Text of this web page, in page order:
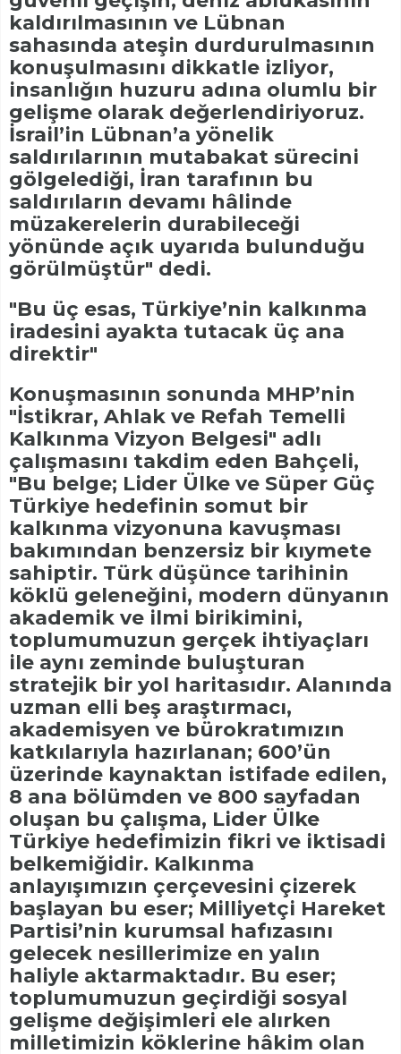
kaldırılmasının ve Lübnan
sahasında ateşin durdurulmasının
konuşulmasını dikkatle izliyor,
insanlığın huzuru adına olumlu bir
gelişme olarak değerlendiriyoruz.
İsrail’in Lübnan’a yönelik
saldırılarının mutabakat sürecini
gölgelediği, İran tarafının bu
saldırıların devamı hâlinde
müzakerelerin durabileceği
yönünde açık uyarıda bulunduğu
görülmüştür" dedi.
"Bu üç esas, Türkiye’nin kalkınma
iradesini ayakta tutacak üç ana
direktir"
Konuşmasının sonunda MHP’nin
"İstikrar, Ahlak ve Refah Temelli
Kalkınma Vizyon Belgesi" adlı
çalışmasını takdim eden Bahçeli,
"Bu belge; Lider Ülke ve Süper Güç
Türkiye hedefinin somut bir
kalkınma vizyonuna kavuşması
bakımından benzersiz bir kıymete
sahiptir. Türk düşünce tarihinin
köklü geleneğini, modern dünyanın
akademik ve ilmi birikimini,
toplumumuzun gerçek ihtiyaçları
ile aynı zeminde buluşturan
stratejik bir yol haritasıdır. Alanında
uzman elli beş araştırmacı,
akademisyen ve bürokratımızın
katkılarıyla hazırlanan; 600’ün
üzerinde kaynaktan istifade edilen,
8 ana bölümden ve 800 sayfadan
oluşan bu çalışma, Lider Ülke
Türkiye hedefimizin fikri ve iktisadi
belkemiğidir. Kalkınma
anlayışımızın çerçevesini çizerek
başlayan bu eser; Milliyetçi Hareket
Partisi’nin kurumsal hafızasını
gelecek nesillerimize en yalın
haliyle aktarmaktadır. Bu eser;
toplumumuzun geçirdiği sosyal
gelişme değişimleri ele alırken
milletimizin köklerine hâkim olan